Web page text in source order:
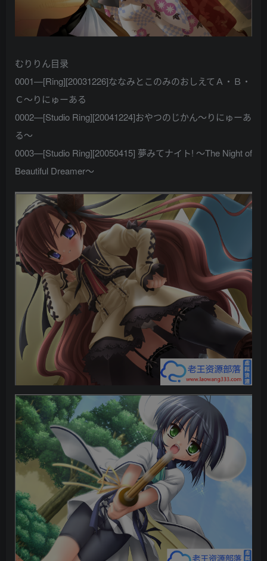
むりりん目录
0001—[Ring][20031226]ななみとこのみのおしえてＡ・Ｂ・
Ｃ～りにゅーある
0002—[Studio Ring][20041224]おやつのじかん～りにゅーあ
る～
0003—[Studio Ring][20050415] 夢みてナイト! ～The Night of
Beautiful Dreamer～